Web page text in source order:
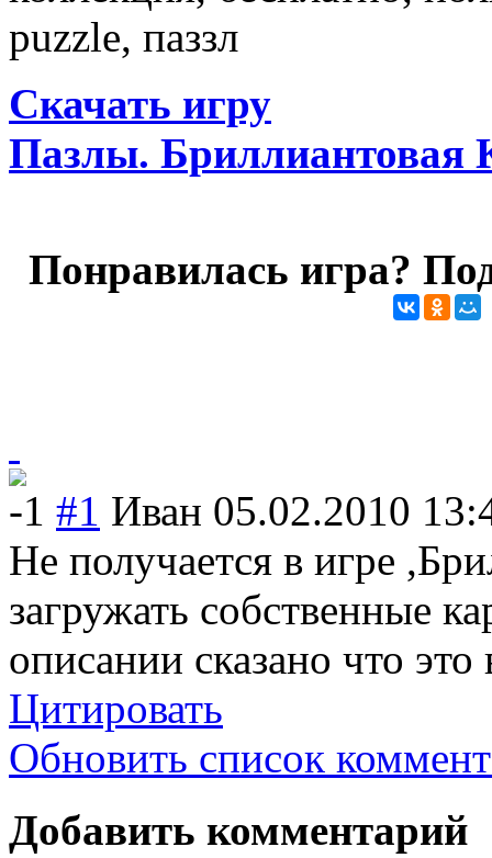
puzzle, паззл
Скачать игру
Пазлы. Бриллиантовая
Понравилась игра?
-1 #1 Иван 05.02.2010
Не получается в игре
загружать собственные
описании сказано что
Цитировать
Обновить список
Добавить комментарий